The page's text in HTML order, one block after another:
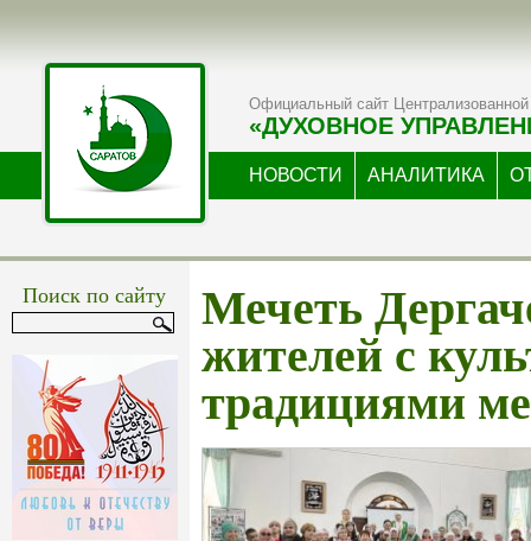
Официальный сайт Централизованной
«ДУХОВНОЕ
НОВОСТИ АНАЛИТИКА
Поиск по сайту
Мечеть
жителей с
традициями